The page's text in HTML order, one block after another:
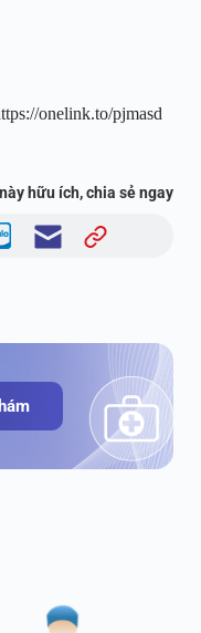
onelink.to/pjmasd
hữu ích, chia sẻ ngay